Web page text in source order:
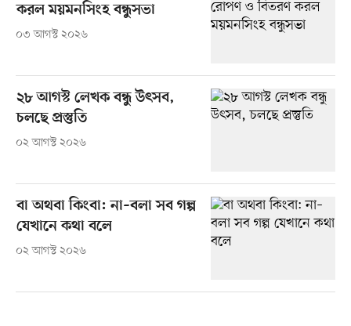
করল ময়মনসিংহ বন্ধুসভা
০৩ আগস্ট ২০২৬
২৮ আগস্ট লেখক বন্ধু উৎসব,
চলছে প্রস্তুতি
০২ আগস্ট ২০২৬
বা অথবা কিংবা: না–বলা সব গল্প
যেখানে কথা বলে
০২ আগস্ট ২০২৬